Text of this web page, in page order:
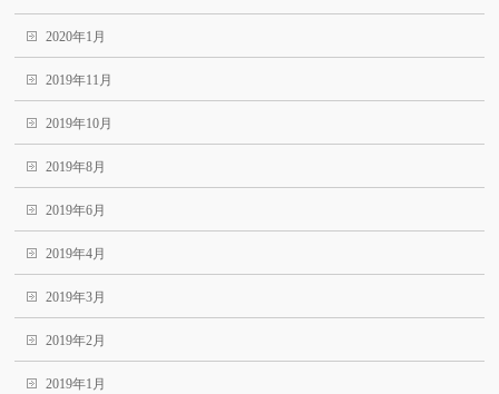
2020年1月
2019年11月
2019年10月
2019年8月
2019年6月
2019年4月
2019年3月
2019年2月
2019年1月